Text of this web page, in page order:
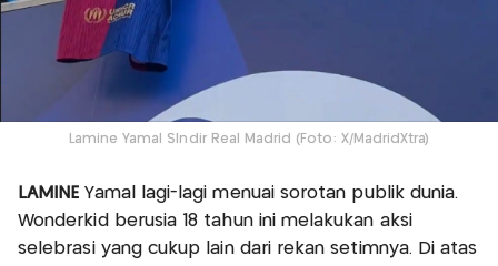
Lamine Yamal SIndir Real Madrid (Foto: X/MadridXtra)
LAMINE Yamal lagi-lagi menuai sorotan publik dunia.
Wonderkid berusia 18 tahun ini melakukan aksi
selebrasi yang cukup lain dari rekan setimnya. Di atas